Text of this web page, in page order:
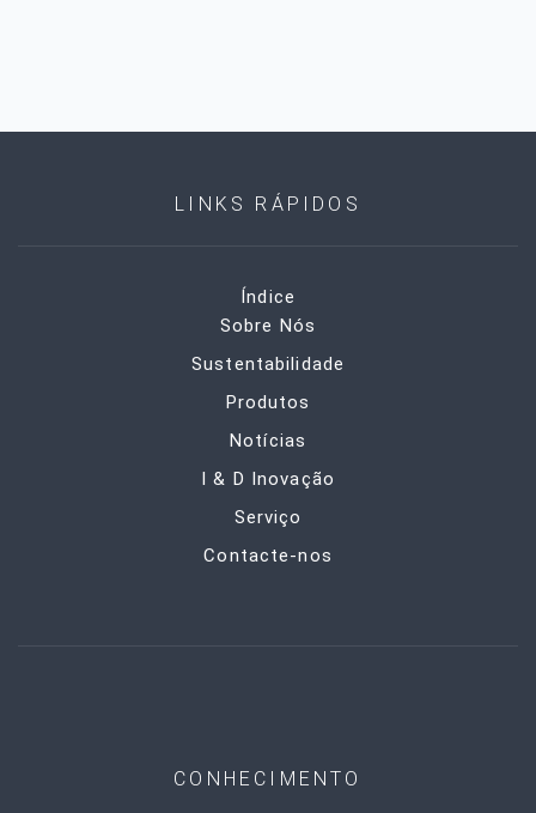
LINKS RÁPIDOS
Índice
Sobre Nós
Sustentabilidade
Produtos
Notícias
I & D Inovação
Serviço
Contacte-nos
CONHECIMENTO